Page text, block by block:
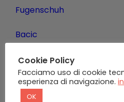
Fugenschuh
Bacic
Ferrari
Cannarella
Cookie Policy
Facciamo uso di cookie
esperienza di navigazione.
OK